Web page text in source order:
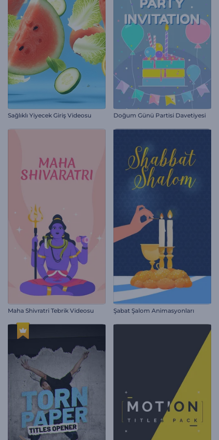
Sağlıklı Yiyecek Giriş Videosu Doğum Günü Partisi Davetiyesi
Maha Shivratri Tebrik Videosu Şabat Şalom Animasyonları